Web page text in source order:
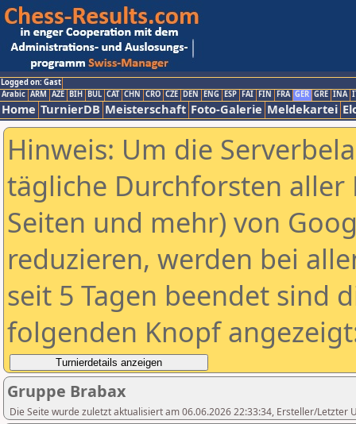
Logged on: Gast
Arabic ARM AZE BIH BUL CAT CHN CRO CZE DEN ENG ESP FAI FIN FRA GER GRE INA
Home TurnierDB Meisterschaft Foto-Galerie Meldekartei
Hinweis: Um die
tägliche Durchforsten aller
Seiten und mehr) von
reduzieren, werden bei
seit 5 Tagen beendet sind
folgenden Knopf
Gruppe Brabax
Die Seite wurde zuletzt aktualisiert am 06.06.2026 22:33:34, Ersteller/Letzter